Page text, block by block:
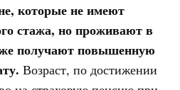
которые не имеют
стажа, но проживают в
получают повышенную
Возраст, по достижении